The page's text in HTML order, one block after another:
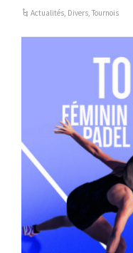
Actualités, Divers,Tournois